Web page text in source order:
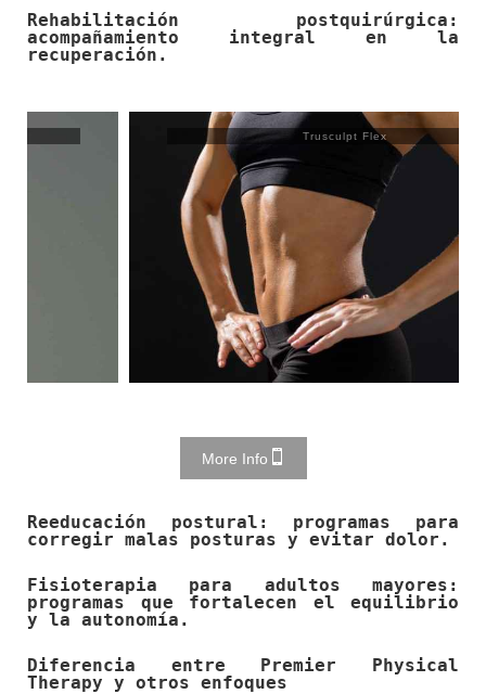
Rehabilitación postquirúrgica:
acompañamiento integral en la
recuperación.
Trusculpt Flex
More Info
Reeducación postural: programas para
corregir malas posturas y evitar dolor.
Fisioterapia para adultos mayores:
programas que fortalecen el equilibrio
y la autonomía.
Diferencia entre Premier Physical
Therapy y otros enfoques